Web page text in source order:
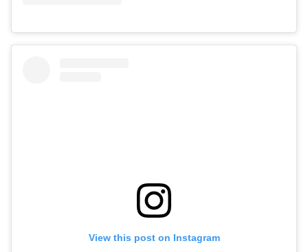
View this post on Instagram